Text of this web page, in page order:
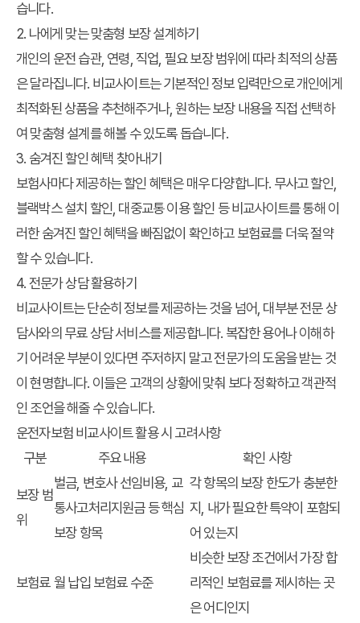
습니다.
2. 나에게 맞는 맞춤형 보장 설계하기
개인의 운전 습관, 연령, 직업, 필요 보장 범위에 따라 최적의 상품
은 달라집니다. 비교사이트는 기본적인 정보 입력만으로 개인에게
최적화된 상품을 추천해주거나, 원하는 보장 내용을 직접 선택하
여 맞춤형 설계를 해볼 수 있도록 돕습니다.
3. 숨겨진 할인 혜택 찾아내기
보험사마다 제공하는 할인 혜택은 매우 다양합니다. 무사고 할인,
블랙박스 설치 할인, 대중교통 이용 할인 등 비교사이트를 통해 이
러한 숨겨진 할인 혜택을 빠짐없이 확인하고 보험료를 더욱 절약
할 수 있습니다.
4. 전문가 상담 활용하기
비교사이트는 단순히 정보를 제공하는 것을 넘어, 대부분 전문 상
담사와의 무료 상담 서비스를 제공합니다. 복잡한 용어나 이해하
기 어려운 부분이 있다면 주저하지 말고 전문가의 도움을 받는 것
이 현명합니다. 이들은 고객의 상황에 맞춰 보다 정확하고 객관적
인 조언을 해줄 수 있습니다.
운전자보험 비교사이트 활용 시 고려사항
구분
주요 내용 확인 사항
보장 범
위
벌금, 변호사 선임비용, 교
통사고처리지원금 등 핵심
보장 항목
각 항목의 보장 한도가 충분한
지, 내가 필요한 특약이 포함되
어 있는지
보험료 월 납입 보험료 수준
비슷한 보장 조건에서 가장 합
리적인 보험료를 제시하는 곳
은 어디인지